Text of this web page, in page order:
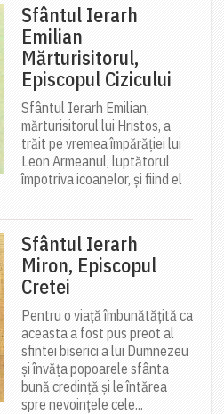
Sfântul Ierarh
Emilian
Mărturisitorul,
Episcopul Cizicului
Sfântul Ierarh Emilian,
mărturisitorul lui Hristos, a
trăit pe vremea împărăției lui
Leon Armeanul, luptătorul
împotriva icoanelor, și fiind el
Sfântul Ierarh
Miron, Episcopul
Cretei
Pentru o viață îmbunătățită ca
aceasta a fost pus preot al
sfintei biserici a lui Dumnezeu
și învăța popoarele sfânta
bună credință și le întărea
spre nevoințele cele...